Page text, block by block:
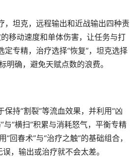
，坦克，远程输出和近战输出四种责
移动速度和单体伤害，让任务与打
专精，治疗选择“恢复”，坦克选择
明确，避免天赋点数的浪费。
持“割裂”等流血效果，并利用“凶
“横扫”积累与消耗怒气，平衡专精
回春术”与“治疗之触”的基础组合，
，输出或治疗就不会太差。